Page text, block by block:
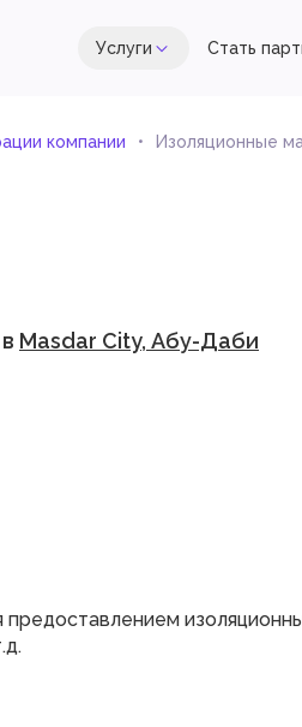
Услуги Стать
компании Изоляционные
Masdar City, Абу-Даби